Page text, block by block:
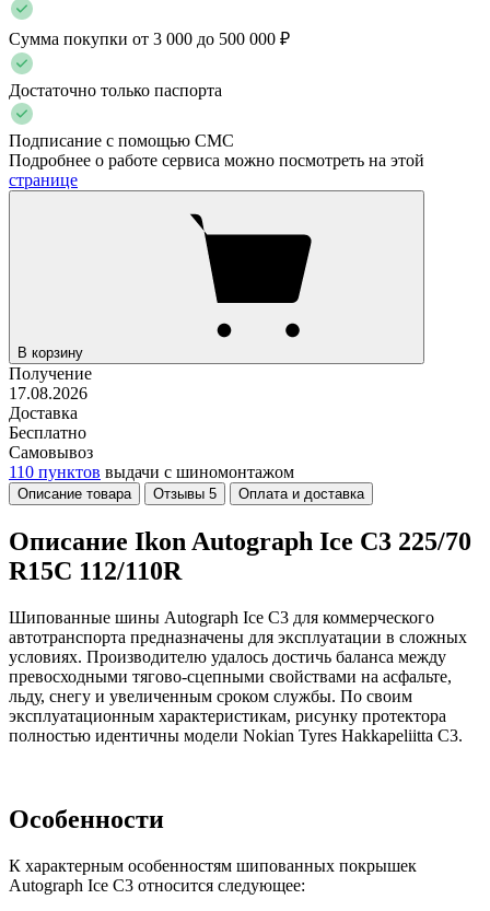
Сумма покупки от 3 000 до 500 000 ₽
Достаточно только паспорта
Подписание с помощью СМС
Подробнее о работе сервиса можно посмотреть на этой
странице
В корзину
Получение
17.08.2026
Доставка
Бесплатно
Самовывоз
110 пунктов выдачи с шиномонтажом
Описание товара Отзывы 5 Оплата и доставка
Описание Ikon Autograph Ice C3 225/70
R15C 112/110R
Шипованные шины Autograph Ice C3 для коммерческого
автотранспорта предназначены для эксплуатации в сложных
условиях. Производителю удалось достичь баланса между
превосходными тягово-сцепными свойствами на асфальте,
льду, снегу и увеличенным сроком службы. По своим
эксплуатационным характеристикам, рисунку протектора
полностью идентичны модели Nokian Tyres Hakkapeliitta C3.
Особенности
К характерным особенностям шипованных покрышек
Autograph Ice C3 относится следующее: